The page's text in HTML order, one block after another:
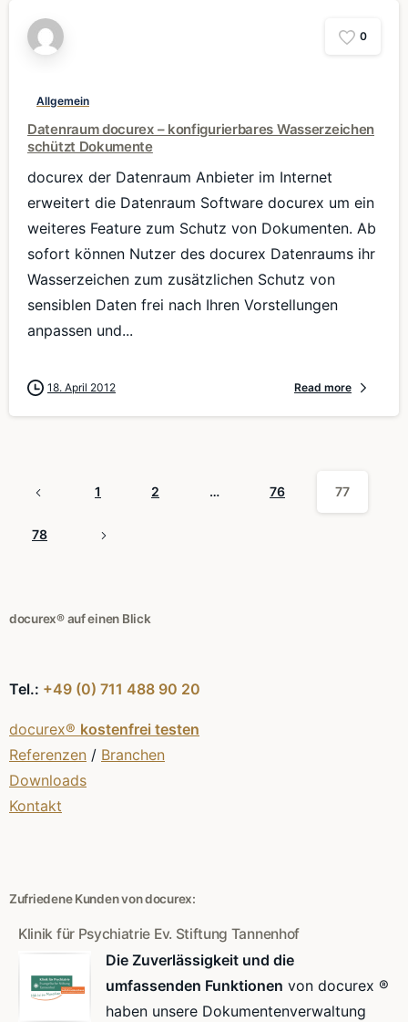
0
Allgemein
Datenraum docurex – konfigurierbares Wasserzeichen
schützt Dokumente
docurex der Datenraum Anbieter im Internet
erweitert die Datenraum Software docurex um ein
weiteres Feature zum Schutz von Dokumenten. Ab
sofort können Nutzer des docurex Datenraums ihr
Wasserzeichen zum zusätzlichen Schutz von
sensiblen Daten frei nach Ihren Vorstellungen
anpassen und...
18. April 2012 Read more
1 2 … 76 77
78
docurex® auf einen Blick
Tel.: +49 (0) 711 488 90 20
docurex® kostenfrei testen
Referenzen / Branchen
Downloads
Kontakt
Zufriedene Kunden von docurex:
Klinik für Psychiatrie Ev. Stiftung Tannenhof
Die Zuverlässigkeit und die
umfassenden Funktionen von docurex ®
haben unsere Dokumentenverwaltung